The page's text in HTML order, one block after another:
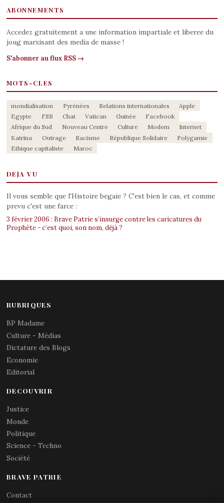
ABONNEMENTS
Accedez gratuitement a une information impartiale et liberee du
joug marxisant des media de masse !
S'abonner au flux RSS →
MOTS-CLES
mondialisation Pyrénées Relations internationales
Apple
Egypte
FSB Chat Vatican Guinée
Facebook
Afrique du Sud
Nouveau Centre Culture Modem
Internet
Katrina
Outrage Racisme République Solidaire
Polygamie
Ethique capitaliste
Maroc
DEJA VU
Il vous semble que l'Histoire begaie ? C'est bien le cas, et comme
prevu c'est une farce :
3 février 2006 : Brave Patrie s’insurge contre les caricatures du
Prophète - c’est quoi, son nom, déjà ?
RUBRIQUES
BP Madame
Culture - Médias
Dictature des Blogs
Economie
Editorial
DECOUVRIR
Justice
Monde
Politique
Science - Techno
Société
BRAVE PATRIE
Contact